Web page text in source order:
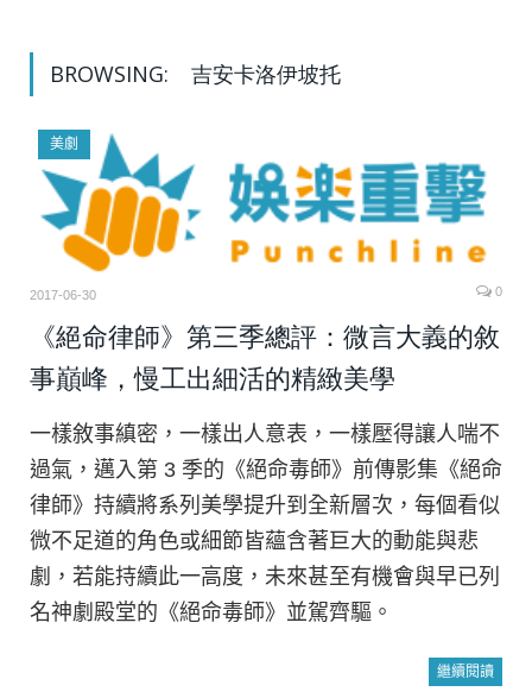
BROWSING: 吉安卡洛伊坡托
美劇
2017-06-30 0
《絕命律師》第三季總評：微言大義的敘
事巔峰，慢工出細活的精緻美學
一樣敘事縝密，一樣出人意表，一樣壓得讓人喘不
過氣，邁入第 3 季的《絕命毒師》前傳影集《絕命
律師》持續將系列美學提升到全新層次，每個看似
微不足道的角色或細節皆蘊含著巨大的動能與悲
劇，若能持續此一高度，未來甚至有機會與早已列
名神劇殿堂的《絕命毒師》並駕齊驅。
繼續閱讀